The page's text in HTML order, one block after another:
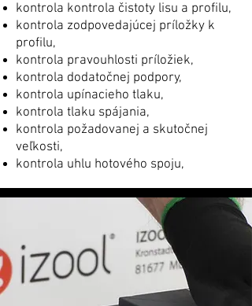
kontrola kontrola čistoty lisu a profilu,
kontrola zodpovedajúcej príložky k
profilu,
kontrola pravouhlosti príložiek,
kontrola dodatočnej podpory,
kontrola upínacieho tlaku,
kontrola tlaku spájania,
kontrola požadovanej a skutočnej
veľkosti,
kontrola uhlu hotového spoju,